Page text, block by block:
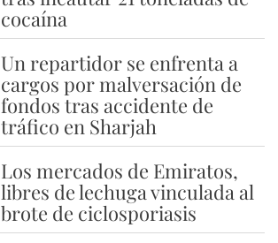
cocaína
Un repartidor se enfrenta a
cargos por malversación de
fondos tras accidente de
tráfico en Sharjah
Los mercados de Emiratos,
libres de lechuga vinculada al
brote de ciclosporiasis